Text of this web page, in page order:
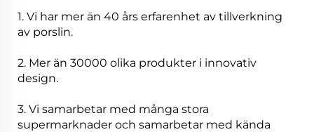
1. Vi har mer än 40 års erfarenhet av tillverkning
av porslin.
2. Mer än 30000 olika produkter i innovativ
design.
3. Vi samarbetar med många stora
supermarknader och samarbetar med kända